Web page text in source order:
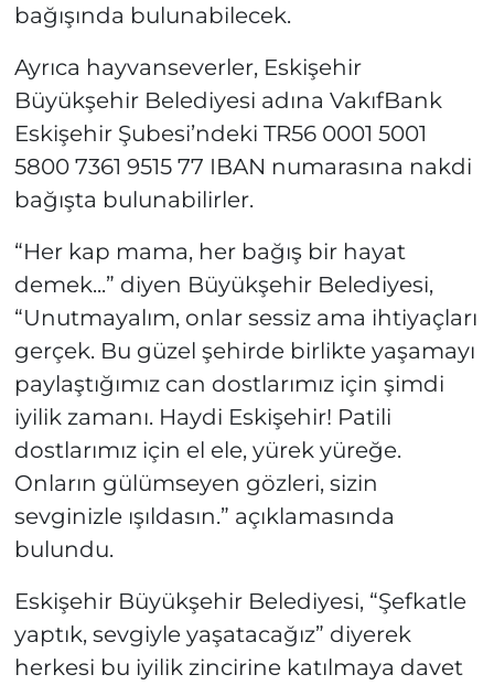
bağışında bulunabilecek.
Ayrıca hayvanseverler, Eskişehir
Büyükşehir Belediyesi adına VakıfBank
Eskişehir Şubesi’ndeki TR56 0001 5001
5800 7361 9515 77 IBAN numarasına nakdi
bağışta bulunabilirler.
“Her kap mama, her bağış bir hayat
demek...” diyen Büyükşehir Belediyesi,
“Unutmayalım, onlar sessiz ama ihtiyaçları
gerçek. Bu güzel şehirde birlikte yaşamayı
paylaştığımız can dostlarımız için şimdi
iyilik zamanı. Haydi Eskişehir! Patili
dostlarımız için el ele, yürek yüreğe.
Onların gülümseyen gözleri, sizin
sevginizle ışıldasın.” açıklamasında
bulundu.
Eskişehir Büyükşehir Belediyesi, “Şefkatle
yaptık, sevgiyle yaşatacağız” diyerek
herkesi bu iyilik zincirine katılmaya davet